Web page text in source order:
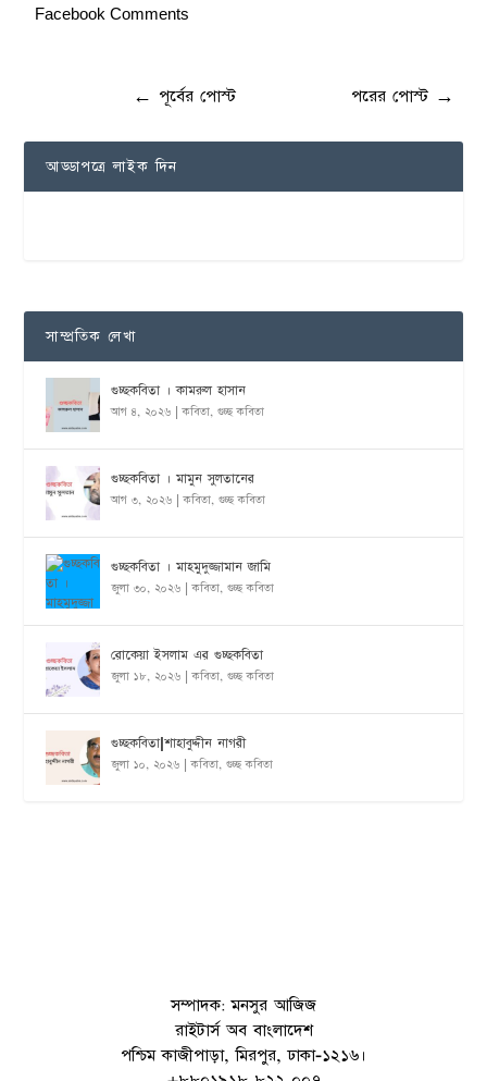
Facebook Comments
← পূর্বের পোস্ট পরের পোস্ট →
আড্ডাপত্রে লাইক দিন
সাম্প্রতিক লেখা
গুচ্ছকবিতা । কামরুল হাসান
আগ ৪, ২০২৬ |কবিতা,গুচ্ছ কবিতা
গুচ্ছকবিতা । মামুন সুলতানের
আগ ৩, ২০২৬ |কবিতা,গুচ্ছ কবিতা
গুচ্ছকবিতা । মাহমুদুজ্জামান জামি
জুলা ৩০, ২০২৬ |কবিতা,গুচ্ছ কবিতা
রোকেয়া ইসলাম এর গুচ্ছকবিতা
জুলা ১৮, ২০২৬ |কবিতা,গুচ্ছ কবিতা
গুচ্ছকবিতা|শাহাবুদ্দীন নাগরী
জুলা ১০, ২০২৬ |কবিতা,গুচ্ছ কবিতা
সম্পাদক: মনসুর আজিজ
রাইটার্স অব বাংলাদেশ
পশ্চিম কাজীপাড়া, মিরপুর, ঢাকা-১২১৬।